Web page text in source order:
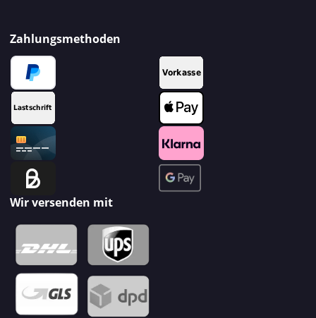
Zahlungsmethoden
Wir versenden mit